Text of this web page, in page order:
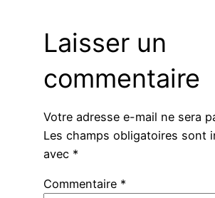
Laisser un
commentaire
Votre adresse e-mail ne sera
Les champs obligatoires sont
avec *
Commentaire *